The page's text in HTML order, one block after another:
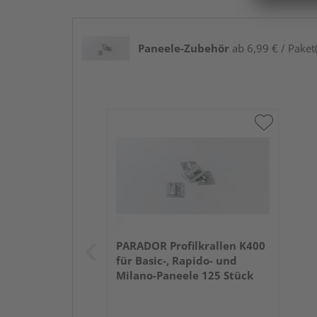
Paneele-Zubehör ab 6,99 € /
PARADOR Profilkrallen K400
für Basic-, Rapido- und
Milano-Paneele 125 Stück